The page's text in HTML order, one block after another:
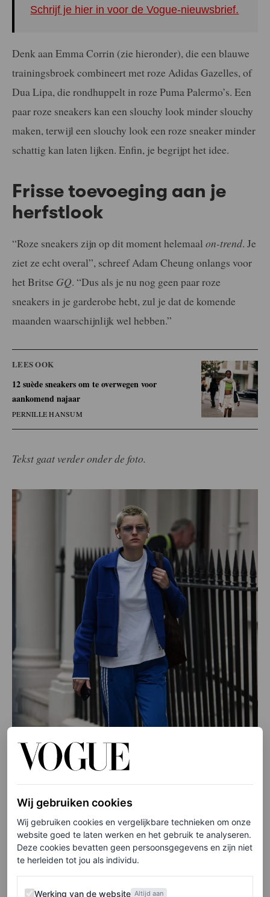
Schrijf je hier in voor de Vogue-nieuwsbrief.
Denk aan Emma Corrin (zie hieronder), die een blauwe
trainingsbroek combineert met roze Adidas Gazelles, of
Dua Lipa, die rondhuppelt in roze Puma Palermo’s. Een
paar roze sneakers kan een slouchy look minder slouchy
maken, terwijl een slouchy look een roze sneaker minder
schattig kan laten lijken. Enfin, je begrijpt het idee.
Frisse toevoeging aan je
herfstlook
“Roze sneakers zijn op dit moment helemaal on-trend. Je
ziet ze echt overal”, schreef Adam Cheung onlangs voor
het Britse GQ. “Dus als je nu nog geen paar roze
sneakers in je garderobe hebt, zul je dat de komende
maanden waarschijnlijk wel hebben.”
LEES OOK
12 suède sneakers om te overwegen voor
aankomend najaar
PERNILLE HANSUM
Tekst gaat verder onder de foto.
Wij gebruiken cookies
Wij gebruiken cookies en vergelijkbare technieken om onze
website goed te laten werken en het gebruik te analyseren.
Deze cookies bevatten geen persoonsgegevens en zijn niet
te herleiden tot jou als individu.
Werking van de website
Werking van de website Altijd aan